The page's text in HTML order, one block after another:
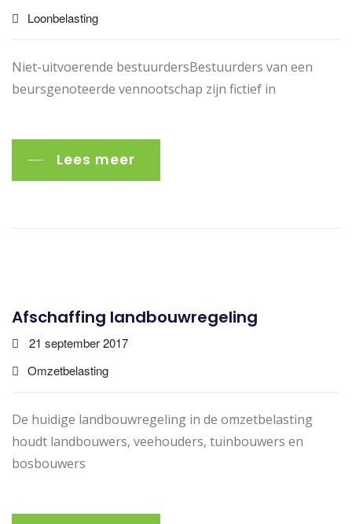
Loonbelasting
Niet-uitvoerende bestuurdersBestuurders van een
beursgenoteerde vennootschap zijn fictief in
Lees meer
Afschaffing landbouwregeling
21 september 2017
Omzetbelasting
De huidige landbouwregeling in de omzetbelasting
houdt landbouwers, veehouders, tuinbouwers en
bosbouwers